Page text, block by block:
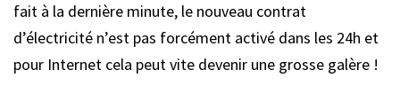
fait à la dernière minute, le nouveau contrat
d’électricité n’est pas forcément activé dans les 24h et
pour Internet cela peut vite devenir une grosse galère !